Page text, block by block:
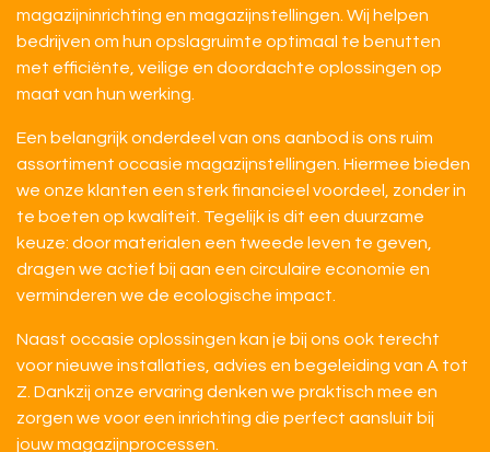
magazijninrichting en magazijnstellingen. Wij helpen
bedrijven om hun opslagruimte optimaal te benutten
met efficiënte, veilige en doordachte oplossingen op
maat van hun werking.
Een belangrijk onderdeel van ons aanbod is ons ruim
assortiment occasie magazijnstellingen. Hiermee bieden
we onze klanten een sterk financieel voordeel, zonder in
te boeten op kwaliteit. Tegelijk is dit een duurzame
keuze: door materialen een tweede leven te geven,
dragen we actief bij aan een circulaire economie en
verminderen we de ecologische impact.
Naast occasie oplossingen kan je bij ons ook terecht
voor nieuwe installaties, advies en begeleiding van A tot
Z. Dankzij onze ervaring denken we praktisch mee en
zorgen we voor een inrichting die perfect aansluit bij
jouw magazijnprocessen.